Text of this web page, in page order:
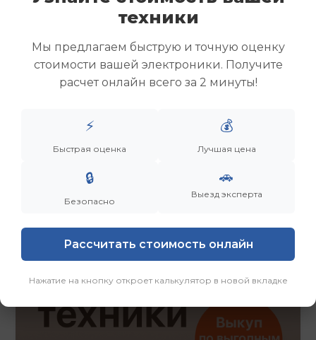
Скупка ноутбуков
Скупка ультрабуков
Скупка игровых ноутбуков
Скупка рабочих ноутбуков
Скупка старых ноутбуков (б/у)
Заказать Смотреть еще
техники
Мы предлагаем быструю и точную оценку
стоимости вашей электроники. Получите
расчет онлайн всего за 2 минуты!
⚡
Быстрая оценка
💰
Лучшая цена
🔒
Безопасно
🚗
Выезд эксперта
Рассчитать стоимость онлайн
Нажатие на кнопку откроет калькулятор в новой вкладке